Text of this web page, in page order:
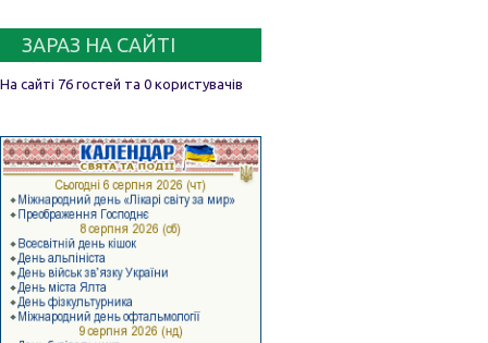
ЗАРАЗ НА САЙТІ
На сайті 76 гостей та 0 користувачів